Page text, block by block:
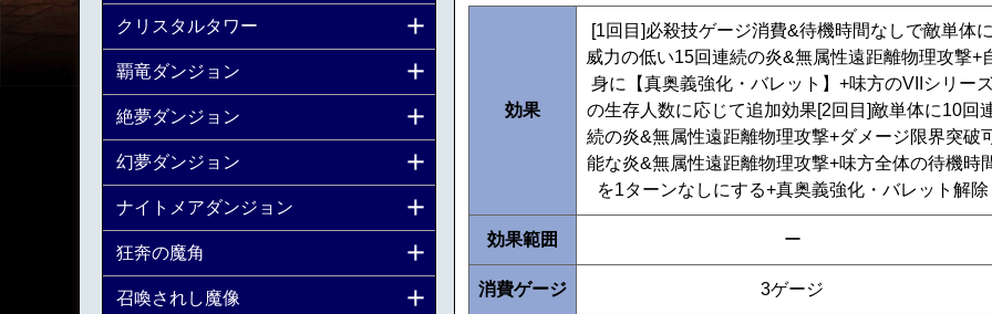
効果
[1回目]必殺技ゲージ消費&待機時間なしで敵単体
威力の低い15回連続の炎&無属性遠距離物理攻撃+
身に【真奥義強化・バレット】+味方のVIIシリー
の生存人数に応じて追加効果[2回目]敵単体に10回
続の炎&無属性遠距離物理攻撃+ダメージ限界突破
能な炎&無属性遠距離物理攻撃+味方全体の待機時
を1ターンなしにする+真奥義強化・バレット解除
効果範囲 ー
消費ゲージ 3ゲージ
クリスタルタワー
覇竜ダンジョン
絶夢ダンジョン
幻夢ダンジョン
ナイトメアダンジョン
狂奔の魔角
召喚されし魔像